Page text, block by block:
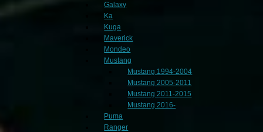
Galaxy
Ka
Kuga
Maverick
Mondeo
Mustang
Mustang 1994-2004
Mustang 2005-2011
Mustang 2011-2015
Mustang 2016-
Puma
Ranger